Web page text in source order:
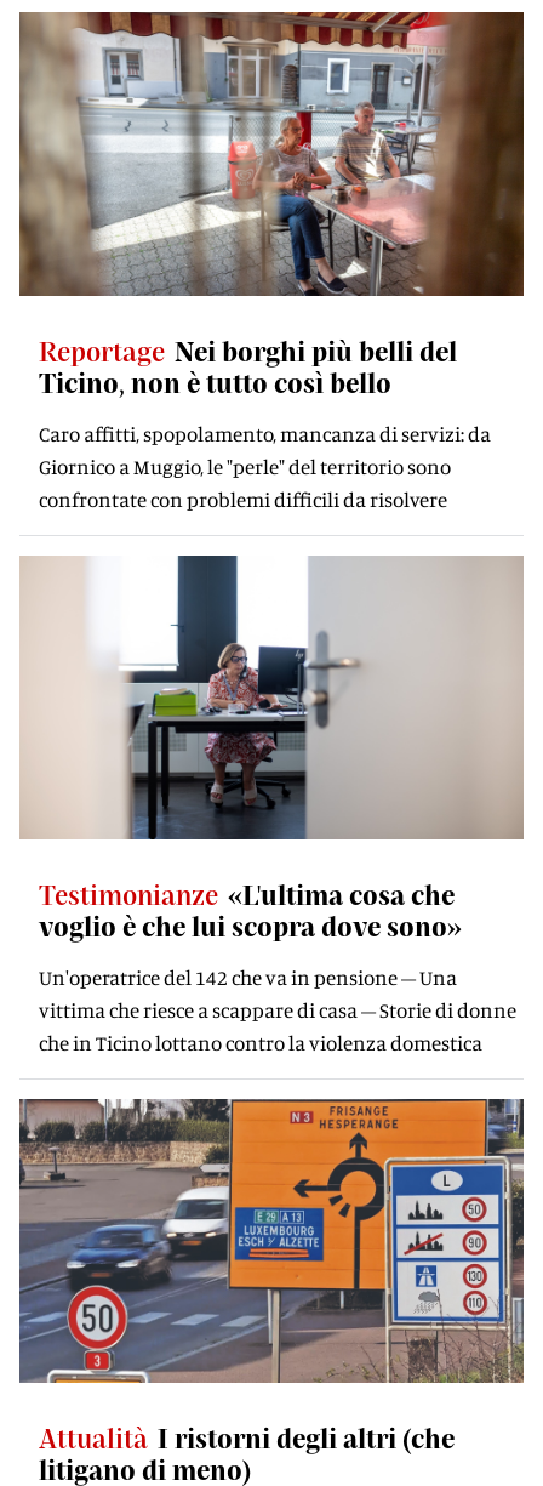
Reportage Nei borghi più belli del
Ticino, non è tutto così bello
Caro affitti, spopolamento, mancanza di servizi: da
Giornico a Muggio, le "perle" del territorio sono
confrontate con problemi difficili da risolvere
Testimonianze «L'ultima cosa che
voglio è che lui scopra dove sono»
Un'operatrice del 142 che va in pensione – Una
vittima che riesce a scappare di casa – Storie di donne
che in Ticino lottano contro la violenza domestica
Attualità I ristorni degli altri (che
litigano di meno)